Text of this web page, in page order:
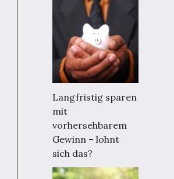
Langfristig sparen
mit
vorhersehbarem
Gewinn – lohnt
sich das?